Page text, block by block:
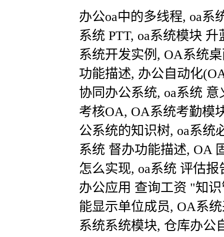
办公oa中的多线程, oa系
系统 PTT, oa系统模块
系统开发实例, OA系统
功能描述, 办公自动化
协同办公系统, oa系统
考核OA, OA系统考勤模
公系统的知识树, oa系统
系统 督办功能描述, OA
怎么实现, oa系统 评估
办公应用 查询工资 "知
能显示单位成员, OA系
系统系统模块, 仓库办公